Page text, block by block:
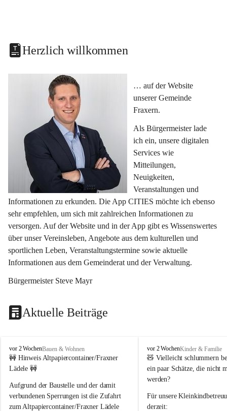
Herzlich willkommen
… auf der Website
unserer Gemeinde
Fraxern.
Als Bürgermeister lade
ich ein, unsere digitalen
Services wie
Mitteilungen,
Neuigkeiten,
Veranstaltungen und
Informationen zu erkunden. Die App CITIES möchte ich ebenso
sehr empfehlen, um sich mit zahlreichen Informationen zu
versorgen. Auf der Website und in der App gibt es Wissenswertes
über unser Vereinsleben, Angebote aus dem kulturellen und
sportlichen Leben, Veranstaltungstermine sowie aktuelle
Informationen aus dem Gemeinderat und der Verwaltung.
Bürgermeister Steve Mayr
Aktuelle Beiträge
F
r
a
e
r
n
vor 2 WochenBauen & Wohnen
🚧 Hinweis Altpapiercontainer/Fraxner
Lädele 🚧
Aufgrund der Baustelle und der damit
verbundenen Sperrungen ist die Zufahrt
zum Altpapiercontainer/Fraxner Lädele
F
r
a
x
r
n
vor 2 WochenKinder & Familie
🧸 Vielleicht schlummern
ein paar Schätze, die nicht
werden?
Für unsere
derzeit: